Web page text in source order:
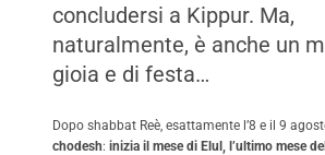
concludersi a Kippur. Ma,
naturalmente, è anche un
gioia e di festa…
Dopo shabbat Reè, esattamente l’8 e il 9
chodesh: inizia il mese di Elul, l’ultimo mese